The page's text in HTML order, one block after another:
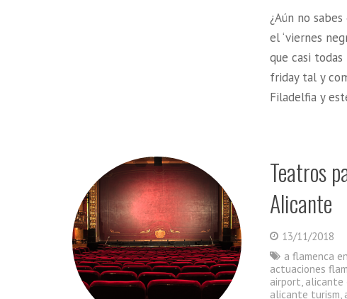
¿Aún no
el ‘viernes
que casi
friday tal y
Filadelfia y
Teatros
Alicante
13/11/2018
a flamenca
actuaciones
airport, alicante
alicante turism,